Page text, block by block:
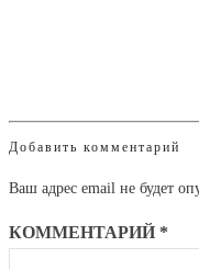
Добавить комментарий
Ваш адрес email не будет
КОММЕНТАРИЙ *